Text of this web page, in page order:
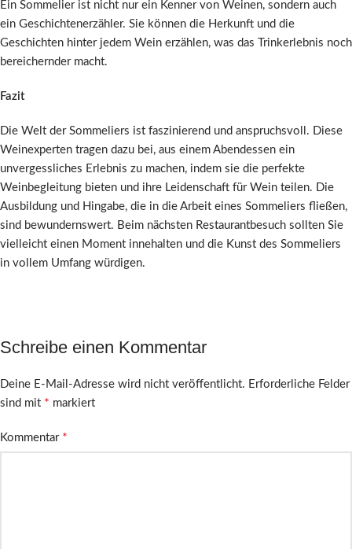
Ein Sommelier ist nicht nur ein Kenner von Weinen, sondern auch
ein Geschichtenerzähler. Sie können die Herkunft und die
Geschichten hinter jedem Wein erzählen, was das Trinkerlebnis noch
bereichernder macht.
Fazit
Die Welt der Sommeliers ist faszinierend und anspruchsvoll. Diese
Weinexperten tragen dazu bei, aus einem Abendessen ein
unvergessliches Erlebnis zu machen, indem sie die perfekte
Weinbegleitung bieten und ihre Leidenschaft für Wein teilen. Die
Ausbildung und Hingabe, die in die Arbeit eines Sommeliers fließen,
sind bewundernswert. Beim nächsten Restaurantbesuch sollten Sie
vielleicht einen Moment innehalten und die Kunst des Sommeliers
in vollem Umfang würdigen.
Schreibe einen Kommentar
Deine E-Mail-Adresse wird nicht veröffentlicht. Erforderliche Felder
sind mit * markiert
Kommentar *